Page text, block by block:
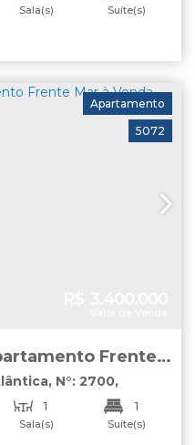
Sala(s) Suíte(s)
5072
Apartamento
Frente
Camboriú
, N°: 2700,
Camboriú,Santa
1
Sala(s)
1
Suíte(s)